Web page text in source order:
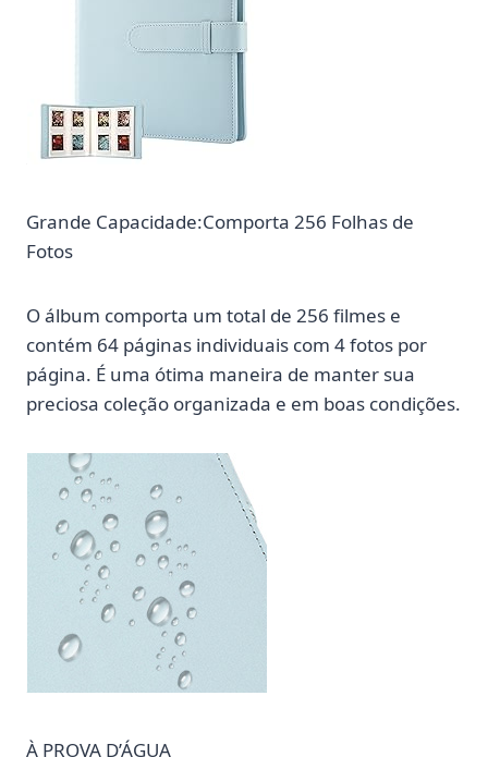
Grande Capacidade:Comporta 256 Folhas de
Fotos
O álbum comporta um total de 256 filmes e
contém 64 páginas individuais com 4 fotos por
página. É uma ótima maneira de manter sua
preciosa coleção organizada e em boas condições.
À PROVA D’ÁGUA